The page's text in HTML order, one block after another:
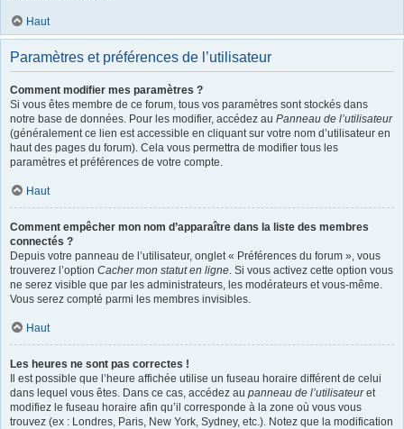
Haut
Paramètres et préférences de l’utilisateur
Comment modifier mes paramètres ?
Si vous êtes membre de ce forum, tous vos paramètres sont stockés dans
notre base de données. Pour les modifier, accédez au Panneau de l’utilisateur
(généralement ce lien est accessible en cliquant sur votre nom d’utilisateur en
haut des pages du forum). Cela vous permettra de modifier tous les
paramètres et préférences de votre compte.
Haut
Comment empêcher mon nom d’apparaître dans la liste des membres
connectés ?
Depuis votre panneau de l’utilisateur, onglet « Préférences du forum », vous
trouverez l’option Cacher mon statut en ligne. Si vous activez cette option vous
ne serez visible que par les administrateurs, les modérateurs et vous-même.
Vous serez compté parmi les membres invisibles.
Haut
Les heures ne sont pas correctes !
Il est possible que l’heure affichée utilise un fuseau horaire différent de celui
dans lequel vous êtes. Dans ce cas, accédez au panneau de l’utilisateuret
modifiez le fuseau horaire afin qu’il corresponde à la zone où vous vous
trouvez (ex : Londres, Paris, New York, Sydney, etc.). Notez que la modification